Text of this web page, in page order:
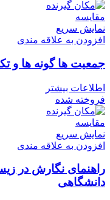
مقايسه
نمایش سریع
افزودن به علاقه مندی
جمعیت ها گونه ها و
اطلاعات بیشتر
فروخته شده
مقايسه
نمایش سریع
افزودن به علاقه مندی
راهنمای نگارش در
دانشگاهی